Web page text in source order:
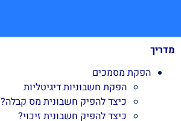
מדריך
הפקת מסמכים
הפקת חשבוניות דיגיטליות
כיצד להפיק חשבונית מס קבלה?
כיצד להפיק חשבונית זיכוי?